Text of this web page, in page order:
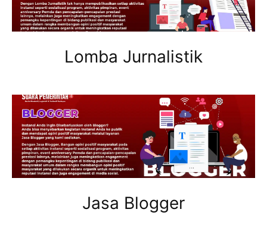
Lomba Jurnalistik
Jasa Blogger